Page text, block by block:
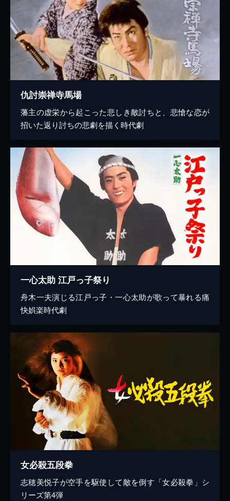
仇討崇禅寺馬場
藩主の虚栄から起こった悲しき敵討ちと、悲愴な恋が
招いた返り討ちの悲劇を描く時代劇
一心太助 江戸っ子祭り
舟木一夫演じる江戸っ子・一心太助が歌って暴れる痛
快娯楽時代劇
女必殺五段拳
志穂美悦子が空手を駆使して敵を倒す「女必殺拳」シ
リーズ第4弾